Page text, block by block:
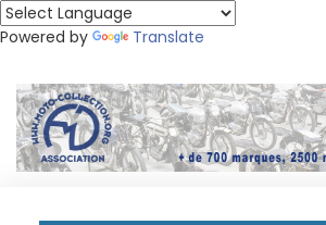
Powered by Translate